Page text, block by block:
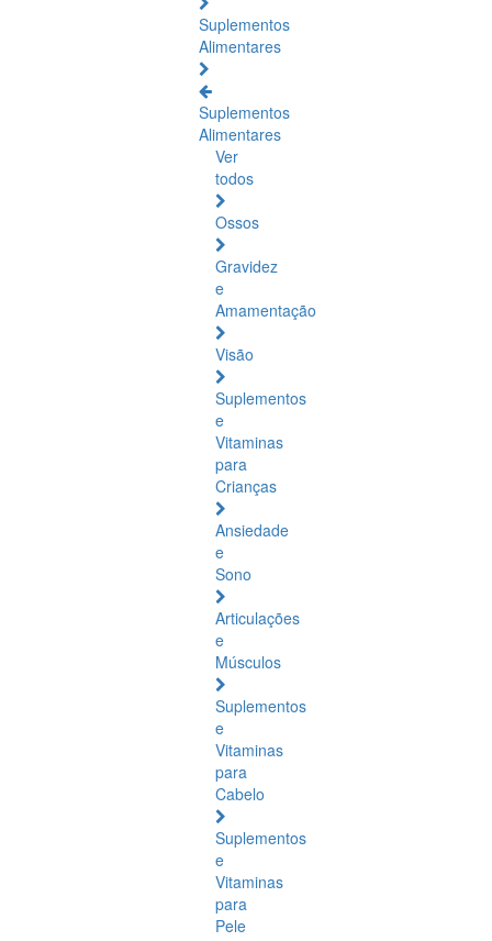
Suplementos
Alimentares
Suplementos
Alimentares
Ver
todos
Ossos
Gravidez
e
Amamentação
Visão
Suplementos
e
Vitaminas
para
Crianças
Ansiedade
e
Sono
Articulações
e
Músculos
Suplementos
e
Vitaminas
para
Cabelo
Suplementos
e
Vitaminas
para
Pele